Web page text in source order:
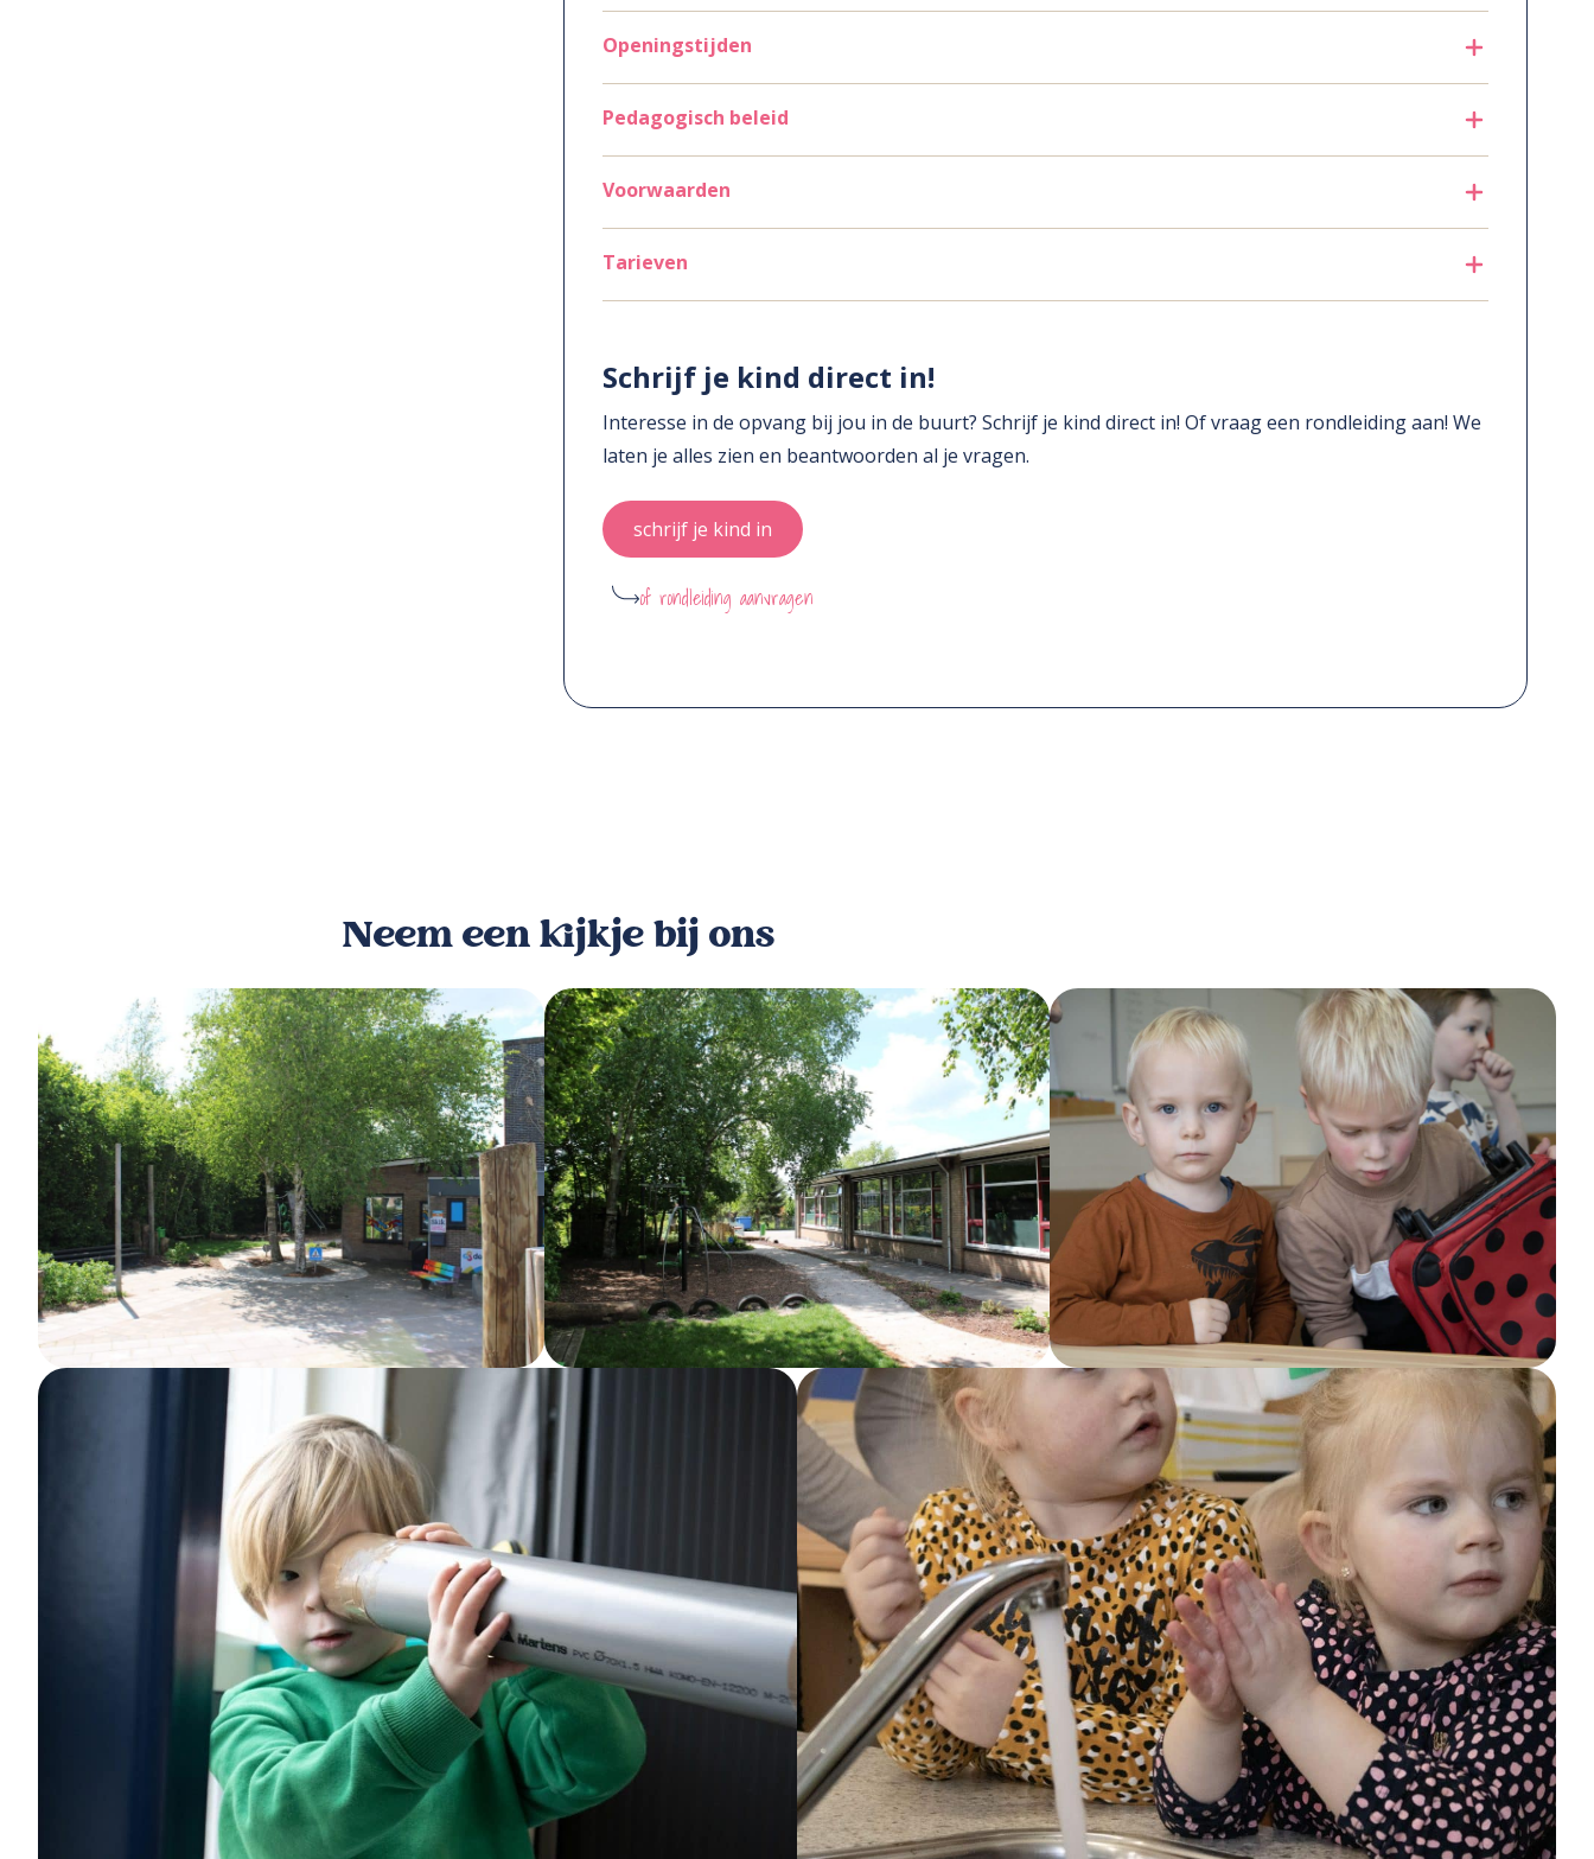
Openingstijden
Pedagogisch beleid
Voorwaarden
Tarieven
Schrijf je kind direct in!
Interesse in de opvang bij jou in de buurt? Schrijf je kind direct in! Of vraag een rondleiding aan! We
laten je alles zien en beantwoorden al je vragen.
schrijf je kind in
of rondleiding aanvragen
Neem een kijkje bij ons